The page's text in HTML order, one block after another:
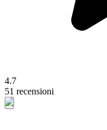
4.7
51 recensioni